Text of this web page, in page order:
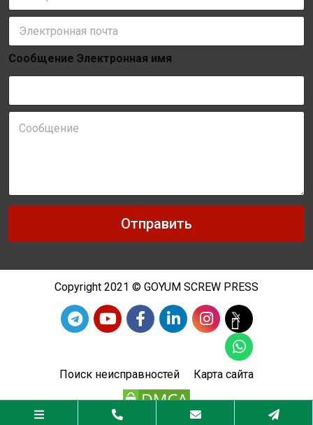
е
м
я
л
о
н
*
Э
е
к
т
о
н
ч
т
Сообщение Электронная имя
С
н
и
Отправить
Copyright 2021 © GOYUM SCREW PRESS
Поиск неисправностей Карта сайта